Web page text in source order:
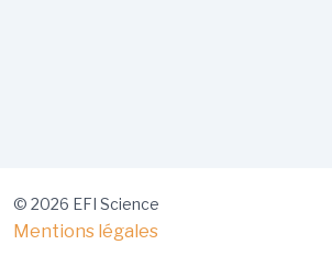
© 2026 EFI Science
Mentions légales